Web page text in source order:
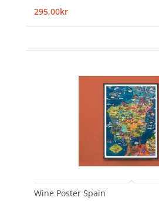
295,00kr
Wine Poster Spain